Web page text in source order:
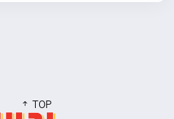
TOP